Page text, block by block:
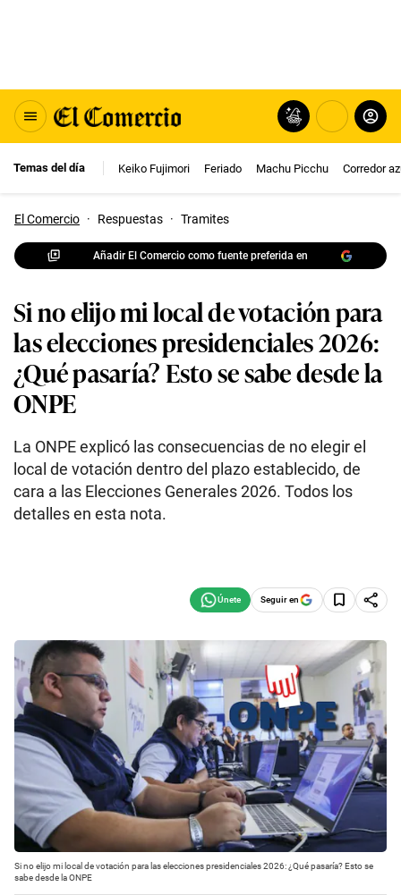
Temas del día Keiko Fujimori Feriado Machu Picchu Corredor
El Comercio · Respuestas · Tramites
Añadir El Comercio como fuente preferida en
Si no elijo mi local de votación para
las elecciones presidenciales 2026:
¿Qué pasaría? Esto se sabe desde la
ONPE
La ONPE explicó las consecuencias de no elegir el
local de votación dentro del plazo establecido, de
cara a las Elecciones Generales 2026. Todos los
detalles en esta nota.
Seguir en
Si no elijo mi local de votación para las elecciones presidenciales 2026: ¿Qué pasaría? Esto se
sabe desde la ONPE